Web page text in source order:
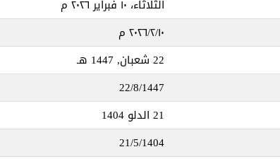
الثلاثاء، ١٠ فبراير ٢٠٢٦ م
١٠‏/٢‏/٢٠٢٦ م
22 شعبان, 1447 هـ
22/8/1447
21 الدلو 1404
21/5/1404